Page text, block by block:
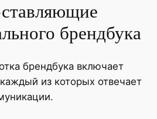
брендбука
брендбука включает
из которых отвечает